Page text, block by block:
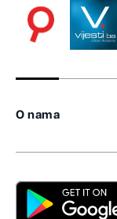
O nama